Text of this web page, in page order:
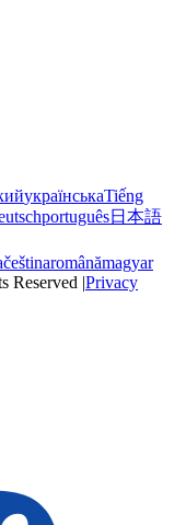
українськаTiếng
português日本語
češtinaromânămagyar
Reserved |Privacy